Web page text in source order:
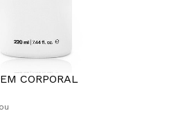
CORPORAL